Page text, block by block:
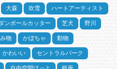
大森 吹雪 ハートアーティスト
ンボールカッター 芝犬 野川
物 かぼちゃ 動物
かわいい セントラルパーク